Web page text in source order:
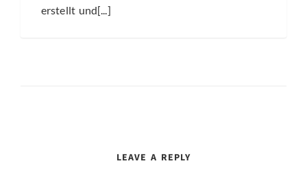
erstellt und[...]
LEAVE A REPLY